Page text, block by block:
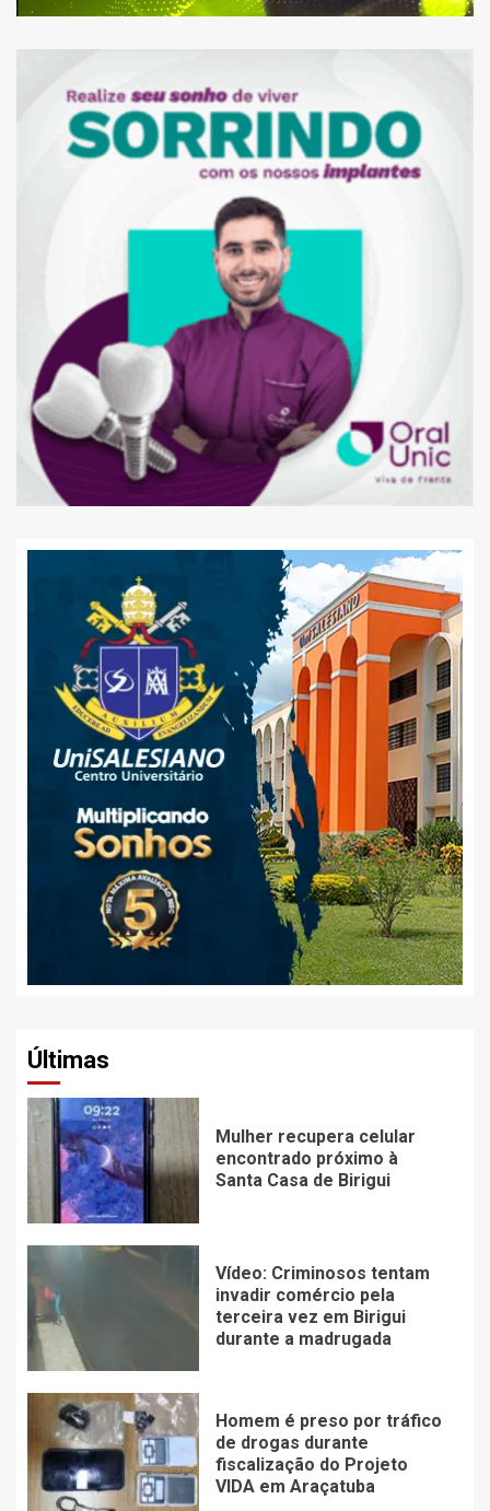
Últimas
Mulher recupera celular
encontrado próximo à
Santa Casa de Birigui
Vídeo: Criminosos tentam
invadir comércio pela
terceira vez em Birigui
durante a madrugada
Homem é preso por tráfico
de drogas durante
fiscalização do Projeto
VIDA em Araçatuba